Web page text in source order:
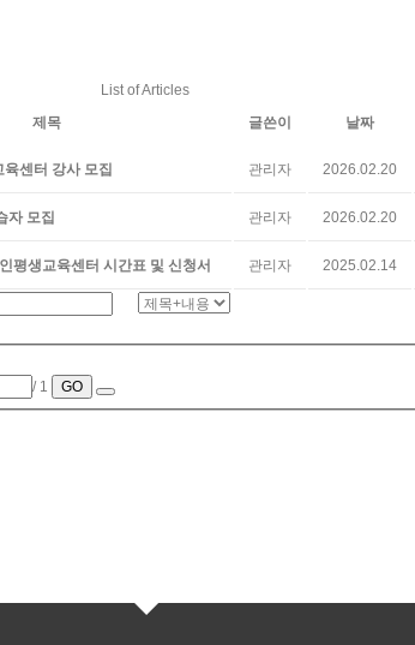
List of Articles
제목 글쓴이 날짜
센터 강사 모집 관리자 2026.02.20
자 모집 관리자 2026.02.20
평생교육센터 시간표 및 신청서 관리자 2025.02.14
/ 1
GO